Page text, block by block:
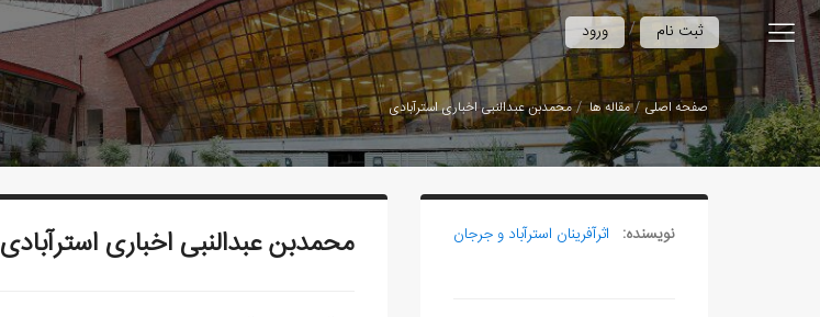
ورود / ثبت نام
صفحه اصلی مقاله ها محمدبن عبدالنبی اخباری استرآبادی
نویسنده: اثرآفرينان استرآباد و جرجان محمدبن عبدالنبی اخباری استرآبادی